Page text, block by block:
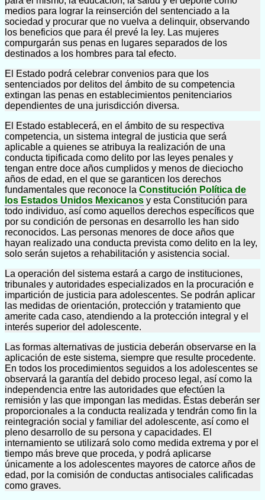
medios para lograr la reinserción del sentenciado a la
sociedad y procurar que no vuelva a delinquir, observando
los beneficios que para él prevé la ley. Las mujeres
compurgarán sus penas en lugares separados de los
destinados a los hombres para tal efecto.
El Estado podrá celebrar convenios para que los
sentenciados por delitos del ámbito de su competencia
extingan las penas en establecimientos penitenciarios
dependientes de una jurisdicción diversa.
El Estado establecerá, en el ámbito de su respectiva
competencia, un sistema integral de justicia que será
aplicable a quienes se atribuya la realización de una
conducta tipificada como delito por las leyes penales y
tengan entre doce años cumplidos y menos de dieciocho
años de edad, en el que se garanticen los derechos
fundamentales que reconoce la Constitución Política de
los Estados Unidos Mexicanos y esta Constitución para
todo individuo, así como aquellos derechos específicos que
por su condición de personas en desarrollo les han sido
reconocidos. Las personas menores de doce años que
hayan realizado una conducta prevista como delito en la ley,
solo serán sujetos a rehabilitación y asistencia social.
La operación del sistema estará a cargo de instituciones,
tribunales y autoridades especializados en la procuración e
impartición de justicia para adolescentes. Se podrán aplicar
las medidas de orientación, protección y tratamiento que
amerite cada caso, atendiendo a la protección integral y el
interés superior del adolescente.
Las formas alternativas de justicia deberán observarse en la
aplicación de este sistema, siempre que resulte procedente.
En todos los procedimientos seguidos a los adolescentes se
observará la garantía del debido proceso legal, así como la
independencia entre las autoridades que efectúen la
remisión y las que impongan las medidas. Éstas deberán ser
proporcionales a la conducta realizada y tendrán como fin la
reintegración social y familiar del adolescente, así como el
pleno desarrollo de su persona y capacidades. El
internamiento se utilizará solo como medida extrema y por el
tiempo más breve que proceda, y podrá aplicarse
únicamente a los adolescentes mayores de catorce años de
edad, por la comisión de conductas antisociales calificadas
como graves.